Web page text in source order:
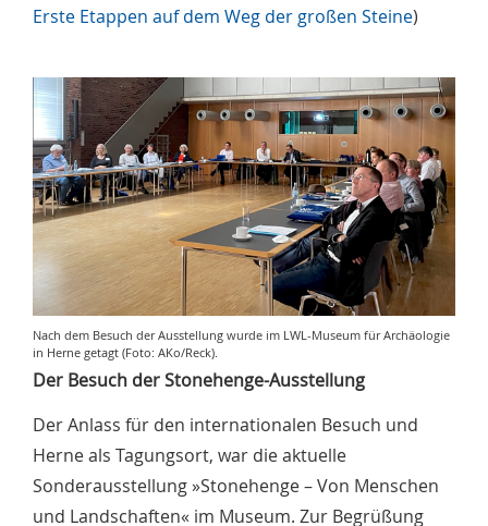
Erste Etappen auf dem Weg der großen Steine)
Nach dem Besuch der Ausstellung wurde im LWL-Museum für Archäologie
in Herne getagt (Foto: AKo/Reck).
Der Besuch der Stonehenge-Ausstellung
Der Anlass für den internationalen Besuch und
Herne als Tagungsort, war die aktuelle
Sonderausstellung »Stonehenge – Von Menschen
und Landschaften« im Museum. Zur Begrüßung